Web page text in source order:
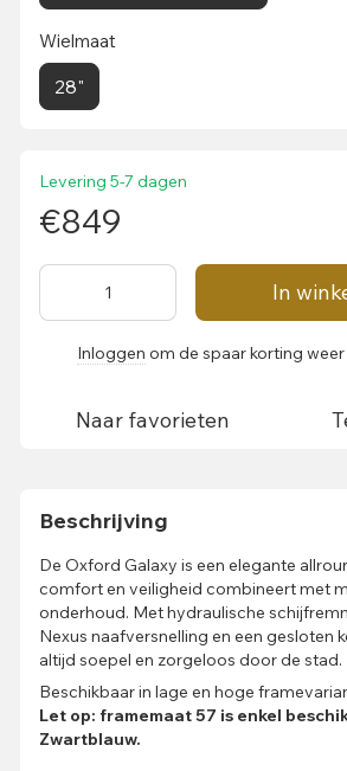
Wielmaat
28"
Levering 5-7 dagen
€849
In
Inloggen om de spaar korting
Naar favorieten
Beschrijving
De Oxford Galaxy is een elegante
comfort en veiligheid combineert met
onderhoud. Met hydraulische
Nexus naafversnelling en een gesloten
altijd soepel en zorgeloos door de stad.
Beschikbaar in lage en hoge
Let op: framemaat 57 is enkel
Zwartblauw.